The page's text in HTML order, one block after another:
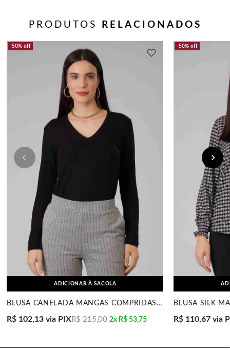
PRODUTOS RELACIONADOS
50% off
ADICIONAR À SACOLA
BLUSA CANELADA MANGAS COMPRIDAS PRETO MIRA VEST
R$ 102,13 via PIXR$ 215,00 2x R$ 53,75
50% off
R$ 110,67 via